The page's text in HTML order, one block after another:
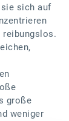
sich auf
reibungslos.
große
weniger